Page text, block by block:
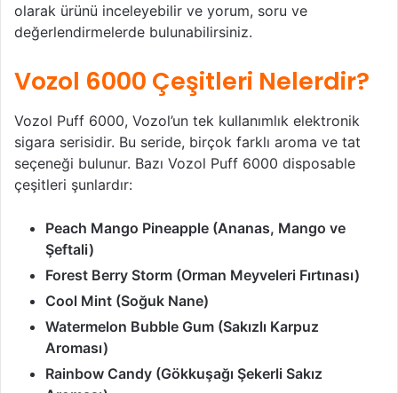
olarak ürünü inceleyebilir ve yorum, soru ve
değerlendirmelerde bulunabilirsiniz.
Vozol 6000 Çeşitleri Nelerdir?
Vozol Puff 6000, Vozol’un tek kullanımlık elektronik
sigara serisidir. Bu seride, birçok farklı aroma ve tat
seçeneği bulunur. Bazı Vozol Puff 6000 disposable
çeşitleri şunlardır:
Peach Mango Pineapple (Ananas, Mango ve
Şeftali)
Forest Berry Storm (Orman Meyveleri Fırtınası)
Cool Mint (Soğuk Nane)
Watermelon Bubble Gum (Sakızlı Karpuz
Aroması)
Rainbow Candy (Gökkuşağı Şekerli Sakız